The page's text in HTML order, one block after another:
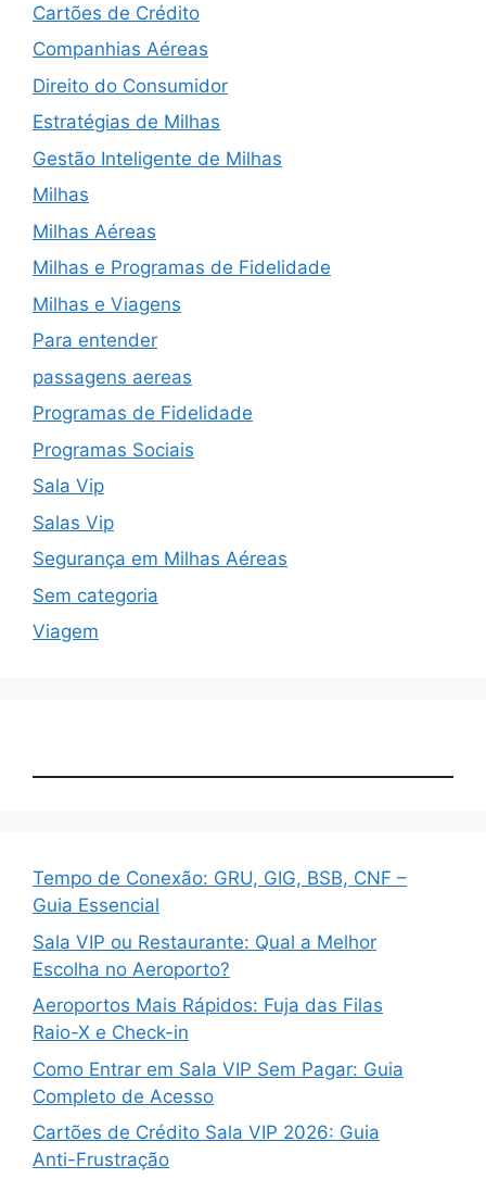
Cartões de Crédito
Companhias Aéreas
Direito do Consumidor
Estratégias de Milhas
Gestão Inteligente de Milhas
Milhas
Milhas Aéreas
Milhas e Programas de Fidelidade
Milhas e Viagens
Para entender
passagens aereas
Programas de Fidelidade
Programas Sociais
Sala Vip
Salas Vip
Segurança em Milhas Aéreas
Sem categoria
Viagem
Tempo de Conexão: GRU, GIG, BSB, CNF –
Guia Essencial
Sala VIP ou Restaurante: Qual a Melhor
Escolha no Aeroporto?
Aeroportos Mais Rápidos: Fuja das Filas
Raio-X e Check-in
Como Entrar em Sala VIP Sem Pagar: Guia
Completo de Acesso
Cartões de Crédito Sala VIP 2026: Guia
Anti-Frustração